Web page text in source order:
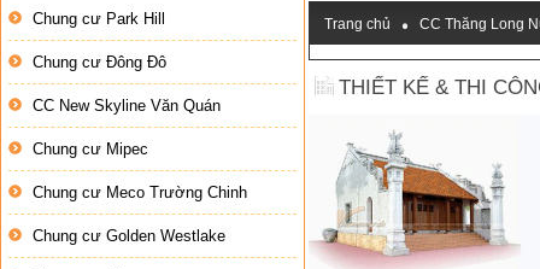
Chung cư Park Hill
Chung cư Đông Đô
CC New Skyline Văn Quán
Chung cư Mipec
Chung cư Meco Trường Chinh
Chung cư Golden Westlake
Trang chủ CC Thăng Long
THIẾT KẾ & THI